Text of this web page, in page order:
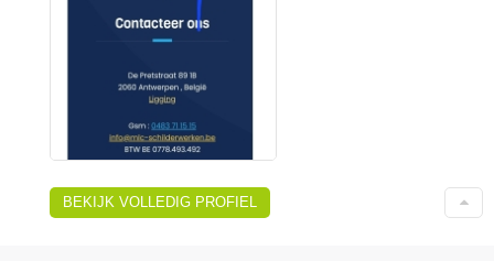
BEKIJK VOLLEDIG PROFIEL